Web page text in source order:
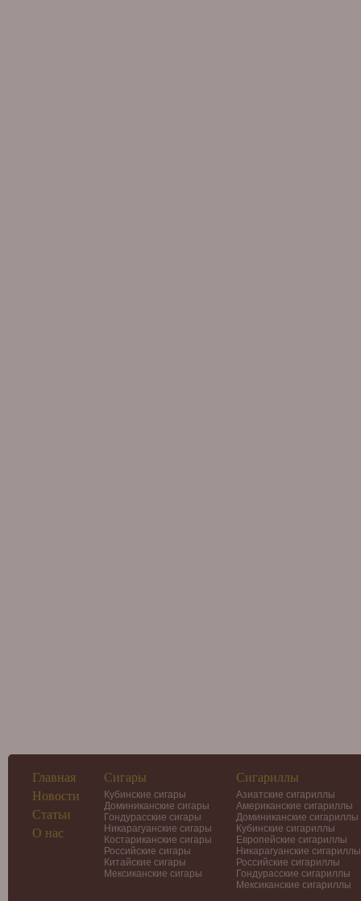
Главная
Новости
Статьи
О нас
Сигары
Кубинские сигары
Доминиканские сигары
Гондурасские сигары
Никарагуанские сигары
Костариканские сигары
Российские сигары
Китайские сигары
Мексиканские сигары
Сигариллы
Азиатские сигариллы
Американские сигариллы
Доминиканские сигариллы
Кубинские сигариллы
Европейские сигариллы
Никарагуанские сигариллы
Российские сигариллы
Гондурасские сигариллы
Мексиканские сигариллы